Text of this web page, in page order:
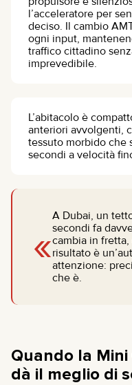
l’acceleratore per
deciso. Il cambio
ogni input,
traffico cittadino
imprevedibile.
L’abitacolo è
anteriori avvolgenti,
tessuto morbido che
secondi a velocità
«
A Dubai, un
secondi fa
cambia in fretta,
risultato è
attenzione:
che è.
Quando la
dà il meglio di